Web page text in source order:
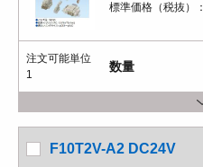
標準価格（税抜）：
注文可能単位
1
数量
F10T2V-A2 DC24V